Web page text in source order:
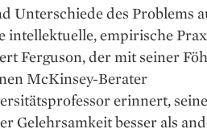
Unterschiede des Problems
intellektuelle, empirische
Ferguson, der mit seiner
McKinsey-Berater
erinnert,
Gelehrsamkeit besser als